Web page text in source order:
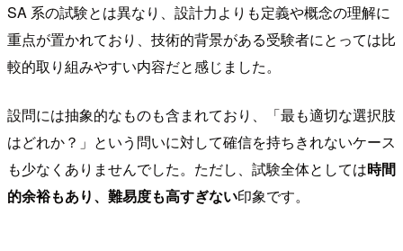
SA 系の試験とは異なり、設計力よりも定義や概念の理解に
重点が置かれており、技術的背景がある受験者にとっては比
較的取り組みやすい内容だと感じました。
設問には抽象的なものも含まれており、「最も適切な選択肢
はどれか？」という問いに対して確信を持ちきれないケース
も少なくありませんでした。ただし、試験全体としては時間
的余裕もあり、難易度も高すぎない印象です。